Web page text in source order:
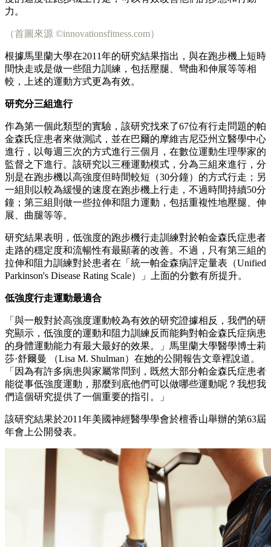
力。
（首圖來源 ©innovationsfitness.com）
根據馬里蘭大學在2011年的研究結果指出，與在跑步機上短時
間快走或是做一些阻力訓練，包括壓腿、彎曲和伸展等等相
較，上述的運動方式更為有效。
研究分三組進行
作為第一個此類型的實驗，該研究找來了67位有行走問題的帕
金森氏症患者來做測試，並在巴爾的摩維吉尼亞州立醫學中心
進行，以每週三次的方式進行三個月，在數位運動生理學家的
監督之下進行。該研究以三種運動模式，分為三組來進行，分
別是在跑步機以高強度但時間較短（30分鐘）的方式行走；另
一組則以較為緩慢的速度在跑步機上行走，不過時間持續50分
鐘；第三組則做一些拉伸和阻力運動，包括重複性地壓腿、伸
展、曲腿等等。
研究結果表明，低強度的跑步機行走訓練對於帕金森氏症患者
走路的穩定度和流暢性有最顯著的改善。不過，只有第三組的
拉伸和阻力訓練對於患者在「統一帕金森病評定量表（Unified
Parkinson's Disease Rating Scale）」上面的分數有所提升。
低強度行走運動最適合
「與一般對於高強度運動較為有效的研究證據相反，我們的研
究顯示，低強度的運動和阻力訓練反而能夠對帕金森氏症病患
的身體運動能力有最大最好的效果。」馬里蘭大學醫學博士莉
莎·舒爾曼 （Lisa M. Shulman）在她的公開報告文章裡說道。
「因為有許多病患與家屬常問到，既然大部分帕金森氏症患者
能從事低強度運動，那麼到底他們可以做哪些運動呢？我想我
們這個研究提供了一個重要的指引。」
該研究結果於2011年美國神經醫學學會於檀香山舉辦的第63屆
年會上公開發表。